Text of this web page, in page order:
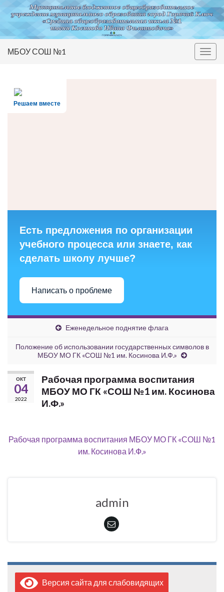
Вкл/
МБОУ СОШ №1
Решаем вместе
Есть предложения по организации
учебного процесса или знаете, как
сделать школу лучше?
Написать о проблеме
Еженедельное поднятие флага
Положение об использовании государственных символов в
МБОУ МО ГК «СОШ №1 им. Косинова И.Ф.»
ОКТ
04
2022
Рабочая программа воспитания
МБОУ МО ГК «СОШ №1 им. Косинова
И.Ф.»
Рабочая программа воспитания МБОУ МО ГК «СОШ №1
им. Косинова И.Ф.»
admin
Версия сайта для слабовидящих